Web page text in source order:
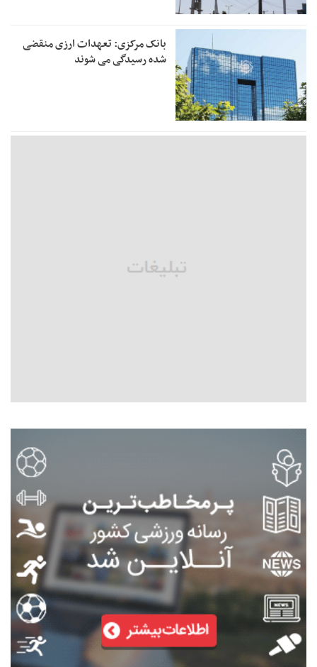
بانک مرکزی: تعهدات ارزی منقضی
شده رسیدگی می شوند